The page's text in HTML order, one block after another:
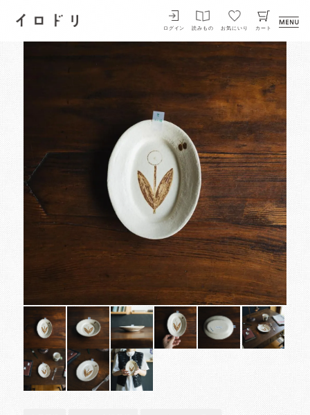
イロドリ
ログイン 読みもの お気にいり カート